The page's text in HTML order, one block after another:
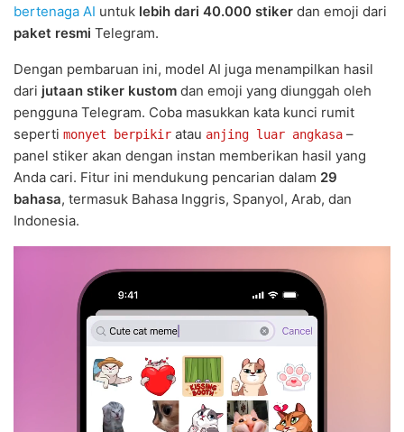
bertenaga AI untuk lebih dari 40.000 stiker dan emoji dari
paket resmi Telegram.
Dengan pembaruan ini, model AI juga menampilkan hasil
dari jutaan stiker kustom dan emoji yang diunggah oleh
pengguna Telegram. Coba masukkan kata kunci rumit
seperti monyet berpikir atau anjing luar angkasa –
panel stiker akan dengan instan memberikan hasil yang
Anda cari. Fitur ini mendukung pencarian dalam 29
bahasa, termasuk Bahasa Inggris, Spanyol, Arab, dan
Indonesia.